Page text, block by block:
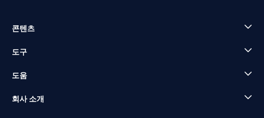
콘텐츠
도구
도움
회사 소개